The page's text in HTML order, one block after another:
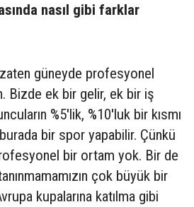
nasıl gibi farklar
zaten güneyde profesyonel
Bizde ek bir gelir, ek bir iş
%5'lik, %10'luk bir kısmı
bir spor yapabilir. Çünkü
bir ortam yok. Bir de
çok büyük bir
kupalarına katılma gibi